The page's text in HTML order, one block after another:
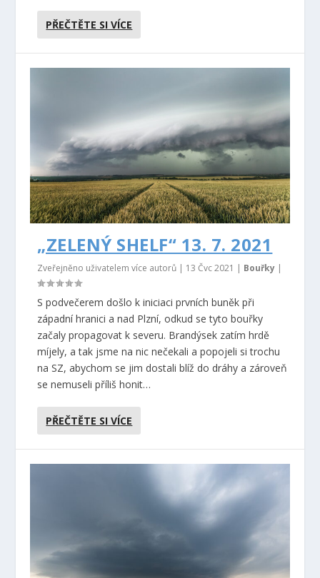
PŘEČTĚTE SI VÍCE
„ZELENÝ SHELF“ 13. 7. 2021
Zveřejněno uživatelem více autorů | 13 Čvc 2021 | Bouřky |
S podvečerem došlo k iniciaci prvních buněk při
západní hranici a nad Plzní, odkud se tyto bouřky
začaly propagovat k severu. Brandýsek zatím hrdě
míjely, a tak jsme na nic nečekali a popojeli si trochu
na SZ, abychom se jim dostali blíž do dráhy a zároveň
se nemuseli příliš honit…
PŘEČTĚTE SI VÍCE